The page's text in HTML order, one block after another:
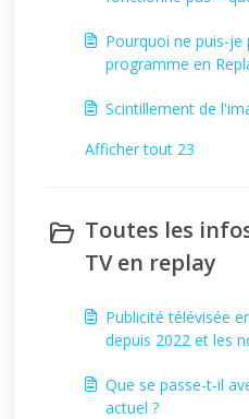
Pourquoi ne puis-je
programme en
Scintillement de
Afficher tout 23
Toutes les
TV en replay
Publicité télévisée
depuis 2022 et les
Que se passe-t-il
actuel ?